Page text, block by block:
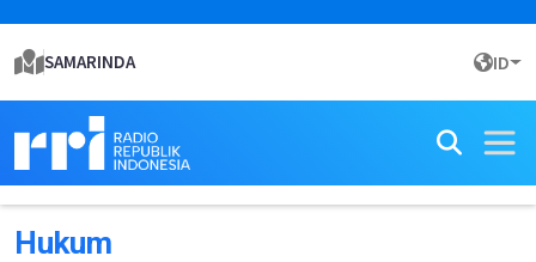
SAMARINDA ID
Hukum